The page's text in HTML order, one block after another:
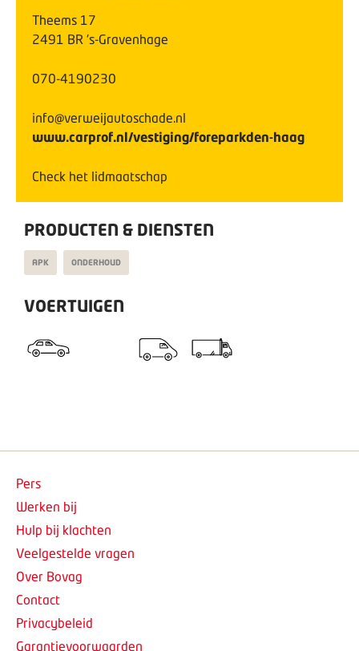
Theems 17
2491 BR 's-Gravenhage
070-4190230
info@verweijautoschade.nl
www.carprof.nl/vestiging/foreparkden-haag
Check het lidmaatschap
PRODUCTEN & DIENSTEN
APK ONDERHOUD
VOERTUIGEN
Pers
Werken bij
Hulp bij klachten
Veelgestelde vragen
Over Bovag
Contact
Privacybeleid
Garantievoorwaarden